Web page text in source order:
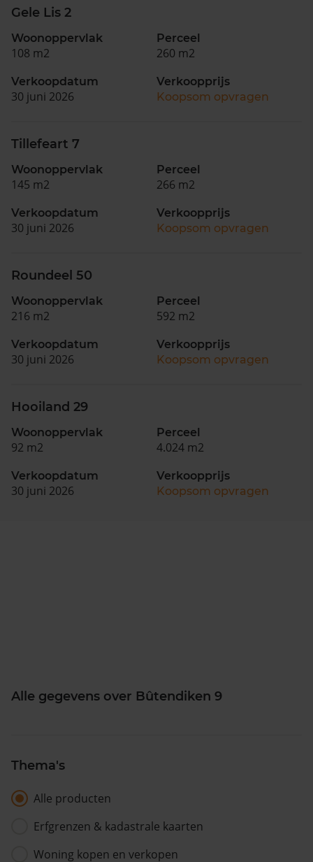
Gele Lis 2
Woonoppervlak
108 m2
Perceel
260 m2
Verkoopdatum
30 juni 2026
Verkoopprijs
Koopsom opvragen
Tillefeart 7
Woonoppervlak
145 m2
Perceel
266 m2
Verkoopdatum
30 juni 2026
Verkoopprijs
Koopsom opvragen
Roundeel 50
Woonoppervlak
216 m2
Perceel
592 m2
Verkoopdatum
30 juni 2026
Verkoopprijs
Koopsom opvragen
Hooiland 29
Woonoppervlak
92 m2
Perceel
4.024 m2
Verkoopdatum
30 juni 2026
Verkoopprijs
Koopsom opvragen
Alle gegevens over Bûtendiken 9
Thema's
Alle producten
Erfgrenzen & kadastrale kaarten
Woning kopen en verkopen